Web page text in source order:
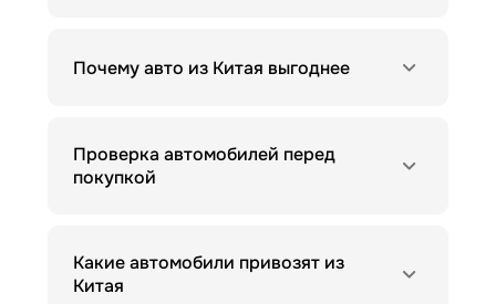
Почему авто из Китая выгоднее
Проверка автомобилей перед
покупкой
Какие автомобили привозят из
Китая